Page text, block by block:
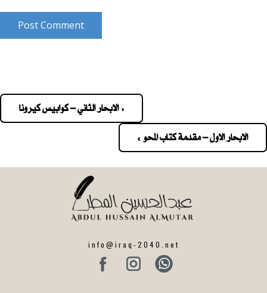
Post Comment
navigation
« الابحار الثاني – كوابيس كيرونا
الابحار الاول – مقدمة كتاب المحو »
info@iraq-2040.net